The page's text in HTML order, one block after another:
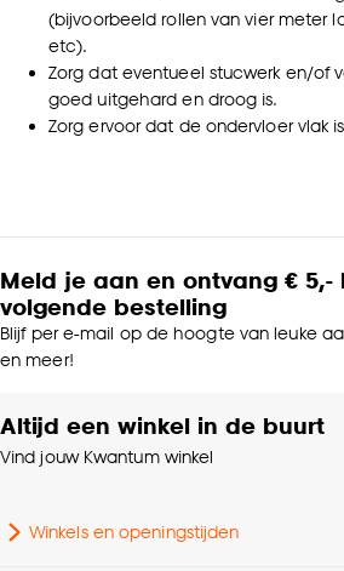
Goed om te weten is dat je
kan aanpassen, bekijk hiervoor
cookieverklaring.
(bijvoorbeeld rollen van vier meter
etc).
Zorg dat eventueel stucwerk en/of
goed uitgehard en droog is.
Zorg ervoor dat de ondervloer vlak
Meld je aan en ontvang € 5,-
volgende bestelling
Blijf per e-mail op de hoogte van leuke
en meer!
Altijd een winkel in de buurt
Vind jouw Kwantum winkel
Winkels en openingstijden